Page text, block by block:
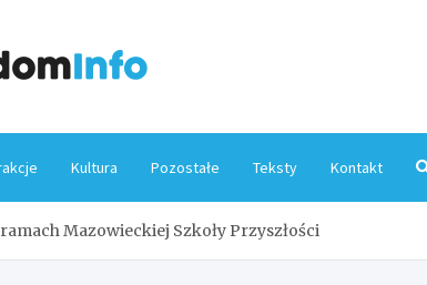
Kultura Pozostałe Teksty Kontakt
Mazowieckiej Szkoły Przyszłości